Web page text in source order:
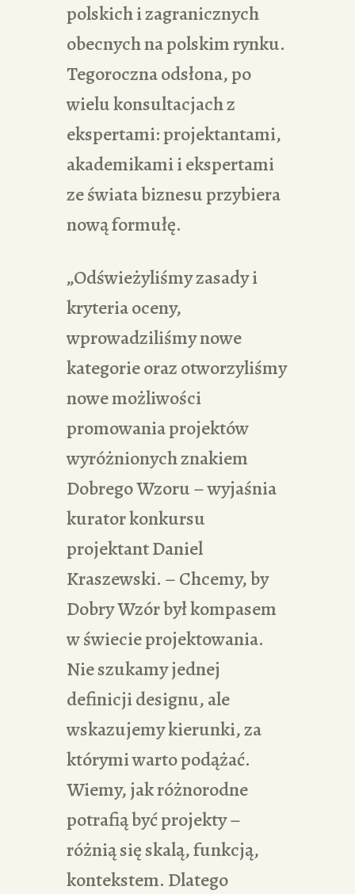
polskich i zagranicznych
obecnych na polskim rynku.
Tegoroczna odsłona, po
wielu konsultacjach z
ekspertami: projektantami,
akademikami i ekspertami
ze świata biznesu przybiera
nową formułę.
„Odświeżyliśmy zasady i
kryteria oceny,
wprowadziliśmy nowe
kategorie oraz otworzyliśmy
nowe możliwości
promowania projektów
wyróżnionych znakiem
Dobrego Wzoru – wyjaśnia
kurator konkursu
projektant Daniel
Kraszewski. – Chcemy, by
Dobry Wzór był kompasem
w świecie projektowania.
Nie szukamy jednej
definicji designu, ale
wskazujemy kierunki, za
którymi warto podążać.
Wiemy, jak różnorodne
potrafią być projekty –
różnią się skalą, funkcją,
kontekstem. Dlatego